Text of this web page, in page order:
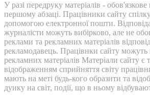
У разі передруку матеріалів -
першому абзаці. Працівники сайту
допомогою електронної пошти.
журналісти можуть вибірково, але не
реклами та рекламних матеріалів
рекламодавець. Працівнки сайту можуть
рекламних матеріалів Матеріали сайту є
відображенням сприйняття світу
мають на меті будь-кого образити та
дуику на світ, події, що в ньому